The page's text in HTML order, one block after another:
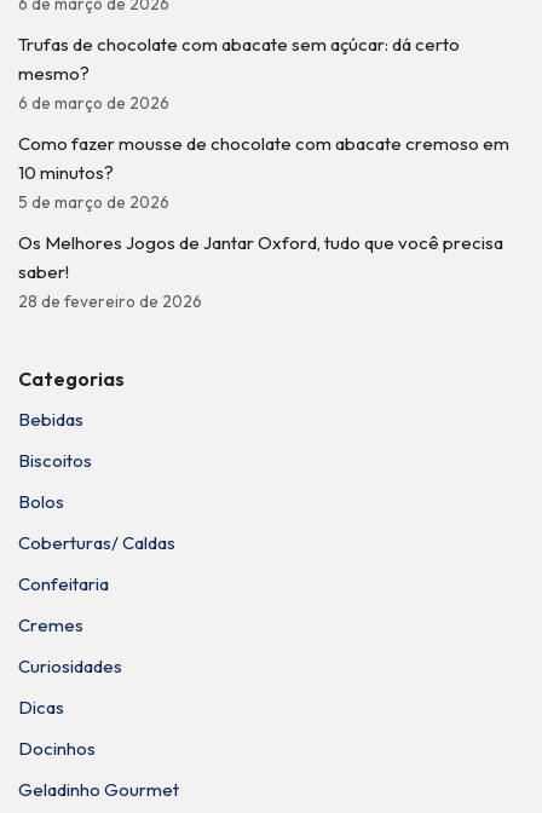
Trufas de chocolate com abacate sem açúcar: dá certo
mesmo?
6 de março de 2026
Como fazer mousse de chocolate com abacate cremoso em
10 minutos?
5 de março de 2026
Os Melhores Jogos de Jantar Oxford, tudo que você precisa
saber!
28 de fevereiro de 2026
Categorias
Bebidas
Biscoitos
Bolos
Coberturas/ Caldas
Confeitaria
Cremes
Curiosidades
Dicas
Docinhos
Geladinho Gourmet